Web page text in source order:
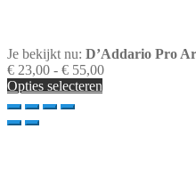
Je bekijkt nu: D’Addario Pro
€ 23,00 - € 55,00Prijsklasse:
Opties selecteren